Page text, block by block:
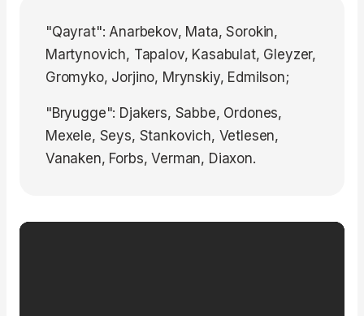
"Qayrat": Anarbekov, Mata, Sorokin,
Martynovich, Tapalov, Kasabulat, Gleyzer,
Gromyko, Jorjino, Mrynskiy, Edmilson;
"Bryugge": Djakers, Sabbe, Ordones,
Mexele, Seys, Stankovich, Vetlesen,
Vanaken, Forbs, Verman, Diaxon.